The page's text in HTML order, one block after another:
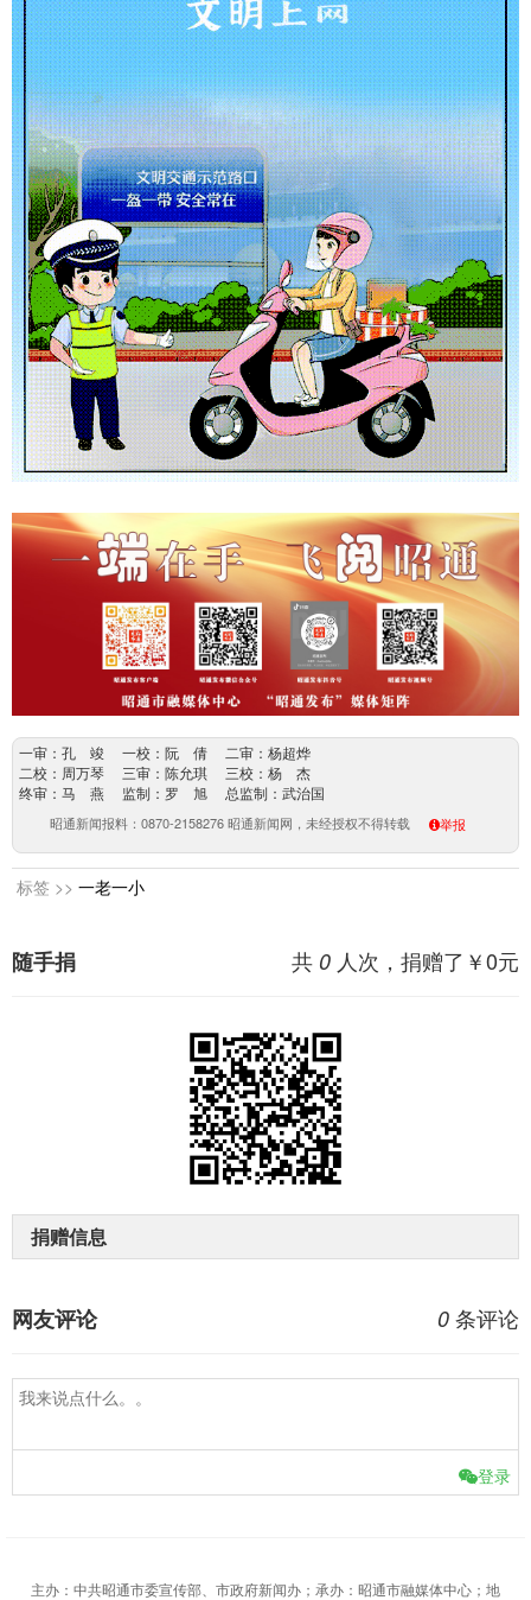
一审：孔 竣 一校：阮 倩 二审：杨超烨
二校：周万琴 三审：陈允琪 三校：杨 杰
终审：马 燕 监制：罗 旭 总监制：武治国
昭通新闻报料：0870-2158276 昭通新闻网，未经授权不得转载 举报
标签 >> 一老一小
共 0 人次，捐赠了￥0元
随手捐
捐赠信息
0 条评论
网友评论
登录
主办：中共昭通市委宣传部、市政府新闻办；承办：昭通市融媒体中心；地